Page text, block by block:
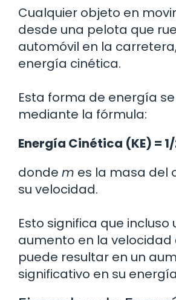
Cualquier objeto en
desde una pelota que
automóvil en la
energía cinética.
Esta forma de energía
mediante la fórmula:
Energía Cinética (KE) =
donde m es la masa del
su velocidad.
Esto significa que incluso
aumento en la velocidad
puede resultar en un
significativo en su